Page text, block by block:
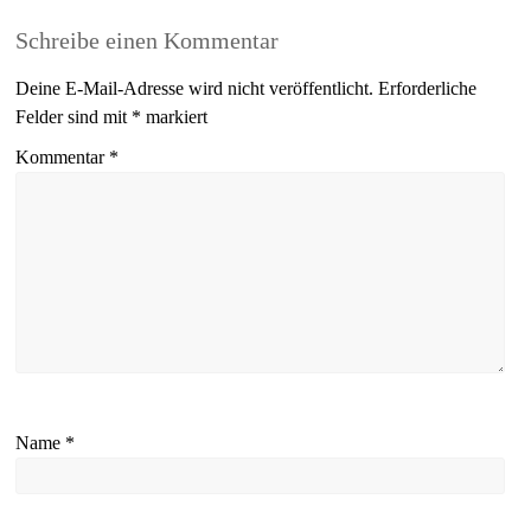
Schreibe einen Kommentar
Deine E-Mail-Adresse wird nicht veröffentlicht. Erforderliche
Felder sind mit * markiert
Kommentar *
Name *